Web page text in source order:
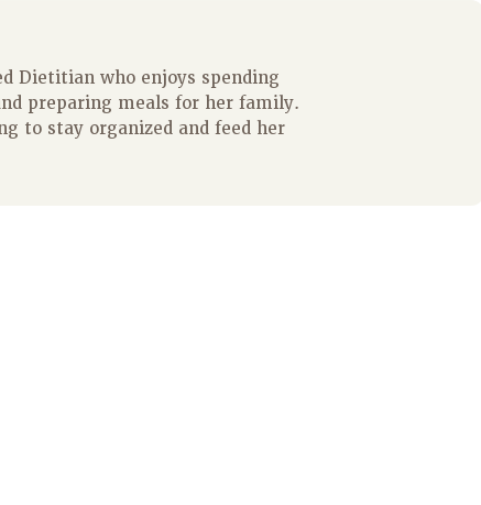
Dietitian who enjoys spending
preparing meals for her family.
to stay organized and feed her